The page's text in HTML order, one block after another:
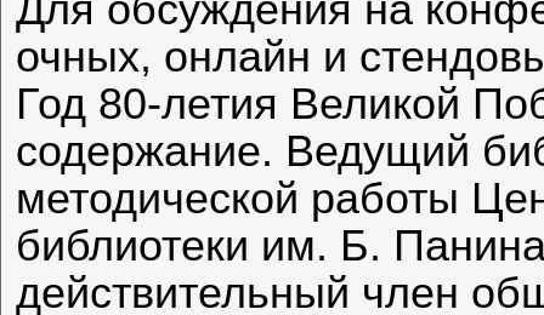
очных, онлайн и
Год 80-летия Великой
содержание. Ведущий
методической работы
библиотеки им. Б.
действительный член